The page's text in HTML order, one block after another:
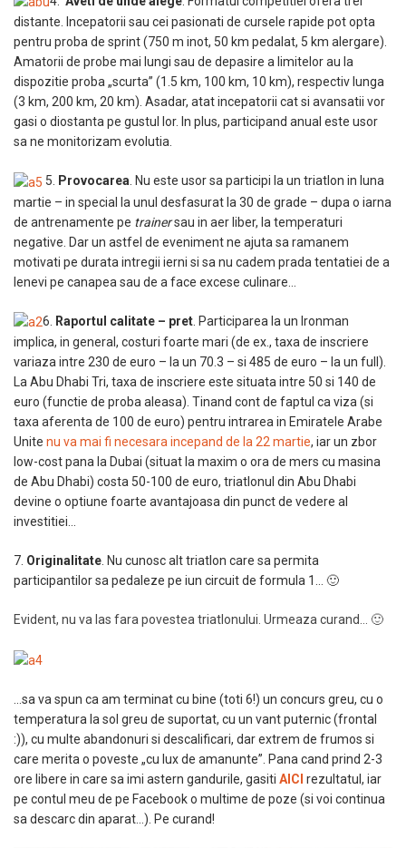
distante. Incepatorii sau cei pasionati de cursele rapide pot opta
pentru proba de sprint (750 m inot, 50 km pedalat, 5 km alergare).
Amatorii de probe mai lungi sau de depasire a limitelor au la
dispozitie proba „scurta” (1.5 km, 100 km, 10 km), respectiv lunga
(3 km, 200 km, 20 km). Asadar, atat incepatorii cat si avansatii vor
gasi o diostanta pe gustul lor. In plus, participand anual este usor
sa ne monitorizam evolutia.
5. Provocarea. Nu este usor sa participi la un triatlon in luna
martie – in special la unul desfasurat la 30 de grade – dupa o iarna
de antrenamente pe trainersau in aer liber, la temperaturi
negative. Dar un astfel de eveniment ne ajuta sa ramanem
motivati pe durata intregii ierni si sa nu cadem prada tentatiei de a
lenevi pe canapea sau de a face excese culinare…
6. Raportul calitate – pret . Participarea la un Ironman
implica, in general, costuri foarte mari (de ex., taxa de inscriere
variaza intre 230 de euro – la un 70.3 – si 485 de euro – la un full).
La Abu Dhabi Tri, taxa de inscriere este situata intre 50 si 140 de
euro (functie de proba aleasa). Tinand cont de faptul ca viza (si
taxa aferenta de 100 de euro) pentru intrarea in Emiratele Arabe
Unite nu va mai fi necesara incepand de la 22 martie, iar un zbor
low-cost pana la Dubai (situat la maxim o ora de mers cu masina
de Abu Dhabi) costa 50-100 de euro, triatlonul din Abu Dhabi
devine o optiune foarte avantajoasa din punct de vedere al
investitiei…
7. Originalitate . Nu cunosc alt triatlon care sa permita
participantilor sa pedaleze pe iun circuit de formula 1… 🙂
Evident, nu va las fara povestea triatlonului. Urmeaza curand… 🙂
…sa va spun ca am terminat cu bine (toti 6!) un concurs greu, cu o
temperatura la sol greu de suportat, cu un vant puternic (frontal
:)), cu multe abandonuri si descalificari, dar extrem de frumos si
care merita o poveste „cu lux de amanunte”. Pana cand prind 2-3
ore libere in care sa imi astern gandurile, gasiti AICI rezultatul, iar
pe contul meu de pe Facebook o multime de poze (si voi continua
sa descarc din aparat…). Pe curand!